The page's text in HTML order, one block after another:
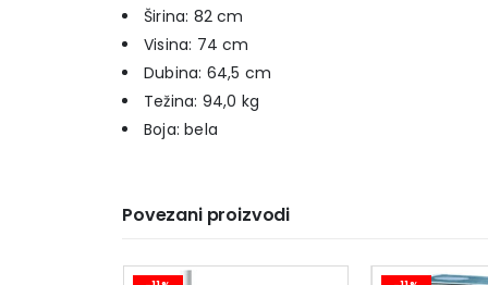
Širina: 82 cm
Visina: 74 cm
Dubina: 64,5 cm
Težina: 94,0 kg
Boja: bela
Povezani proizvodi